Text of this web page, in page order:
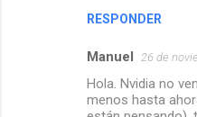
RESPONDER
Manuel 26 de
Hola. Nvidia no
menos hasta